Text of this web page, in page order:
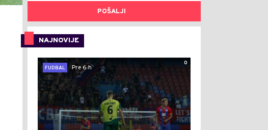
POŠALJI
NAJNOVIJE
0
FUDBAL
Pre 6 h